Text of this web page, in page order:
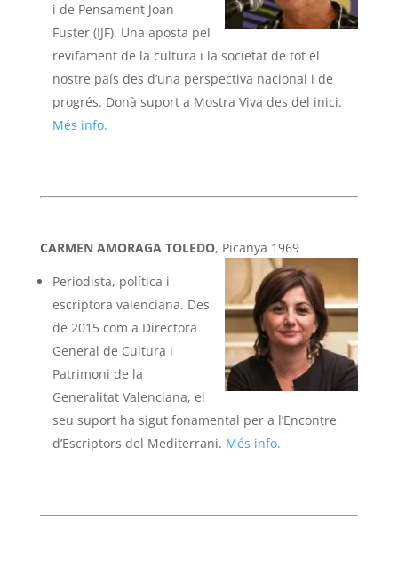
i de Pensament Joan
Fuster (IJF). Una aposta pel
revifament de la cultura i la societat de tot el
nostre país des d’una perspectiva nacional i de
progrés. Donà suport a Mostra Viva des del inici.
Més info.
CARMEN AMORAGA TOLEDO, Picanya 1969
Periodista, política i
escriptora valenciana. Des
de 2015 com a Directora
General de Cultura i
Patrimoni de la
Generalitat Valenciana, el
seu suport ha sigut fonamental per a l’Encontre
d’Escriptors del Mediterrani. Més info.